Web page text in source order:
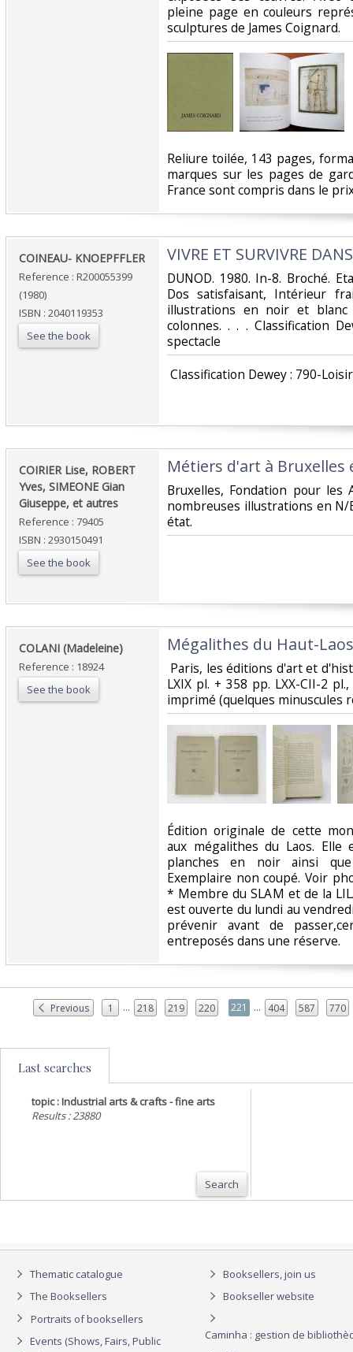
pleine page en couleurs
sculptures de James Coignard.‎
‎Reliure toilée, 143 pages,
marques sur les pages de
France sont compris dans le
‎COINEAU- KNOEPFFLER‎
Reference : R200055399
(1980)
ISBN : 2040119353
See the book
‎VIVRE ET SURVIVRE
‎DUNOD. 1980. In-8. Broché.
Dos satisfaisant, Intérieur
illustrations en noir et
colonnes. . . . Classification
spectacle‎
Classification Dewey : 790-
‎COIRIER Lise, ROBERT
Yves, SIMEONE Gian
Giuseppe, et autres‎
Reference : 79405
ISBN : 2930150491
See the book
‎Métiers d'art à Bruxelles
‎Bruxelles, Fondation pour les
nombreuses illustrations en
état.‎
‎COLANI (Madeleine)‎
Reference : 18924
See the book
‎Mégalithes du Haut-
Paris, les éditions d'art et
LXIX pl. + 358 pp. LXX-CII-2
imprimé (quelques minuscules
‎Édition originale de cette
aux mégalithes du Laos.
planches en noir ainsi
Exemplaire non coupé. Voir
* Membre du SLAM et de la
est ouverte du lundi au
prévenir avant de
entreposés dans une réserve. ‎
Previous 1 ... 218 219 220 221 ... 404 587 770
Last searches
topic : Industrial arts & crafts - fine arts
Results : 23880
Search
Thematic catalogue
The Booksellers
Portraits of booksellers
Events (Shows, Fairs, Public
Booksellers, join us
Bookseller website
Caminha : gestion de